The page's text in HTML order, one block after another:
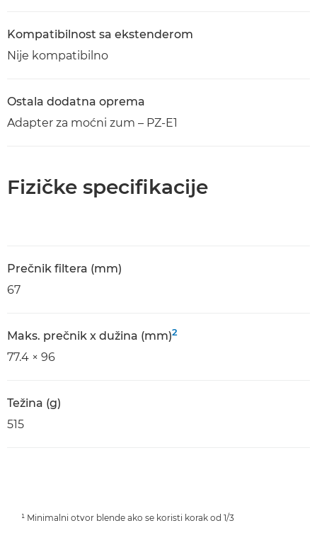
Kompatibilnost sa ekstenderom
Nije kompatibilno
Ostala dodatna oprema
Adapter za moćni zum – PZ-E1
Fizičke specifikacije
Prečnik filtera (mm)
67
Maks. prečnik x dužina (mm)2
77.4 × 96
Težina (g)
515
¹ Minimalni otvor blende ako se koristi korak od 1/3